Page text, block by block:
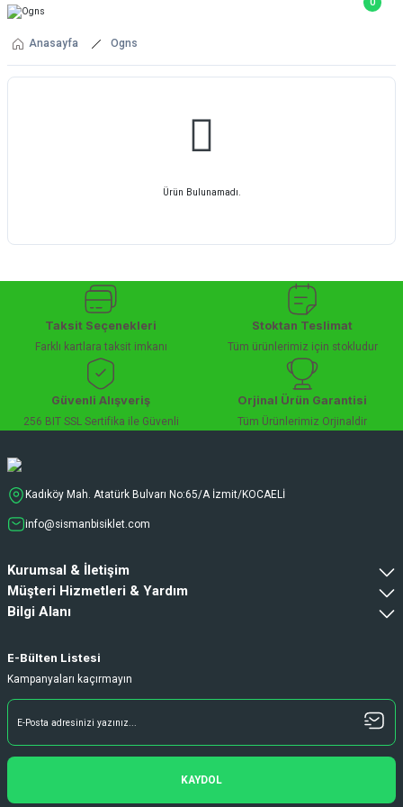
0
Anasayfa Ogns
Ürün Bulunamadı.
Taksit Seçenekleri
Farklı kartlara taksit imkanı
Stoktan Teslimat
Tüm ürünlerimiz için stokludur
Güvenli Alışveriş
256 BIT SSL Sertifika ile Güvenli
Orjinal Ürün Garantisi
Tüm Ürünlerimiz Orjinaldir
Kadıköy Mah. Atatürk Bulvarı No:65/A İzmit/KOCAELİ
info@sismanbisiklet.com
Kurumsal & İletişim
Müşteri Hizmetleri & Yardım
Bilgi Alanı
E-Bülten Listesi
Kampanyaları kaçırmayın
KAYDOL